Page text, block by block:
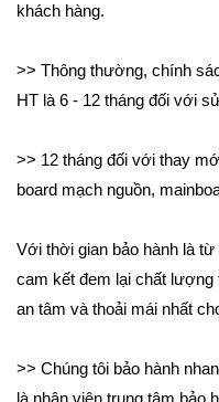
khách hàng.
>> Thông thường, chính
HT là 6 - 12 tháng đối với
>> 12 tháng đối với thay
board mạch nguồn,
Với thời gian bảo hành là
cam kết đem lại chất lượng
an tâm và thoải mái nhất
>> Chúng tôi bảo hành
là nhân viên trung tâm bảo